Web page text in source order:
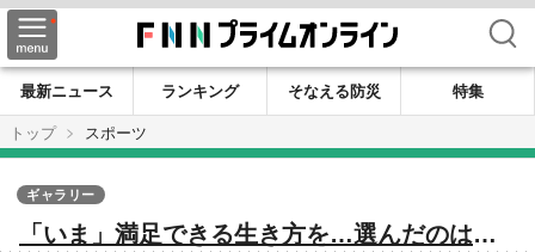
検索
最新ニュース ランキング そなえる防災
特集
トップ
スポーツ
「いま」満足できる生き方を…選んだのは地
ギャラリー